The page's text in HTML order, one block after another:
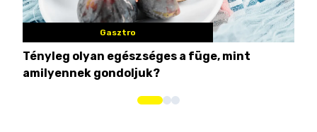
Gasztro
Tényleg olyan egészséges a füge, mint
amilyennek gondoljuk?